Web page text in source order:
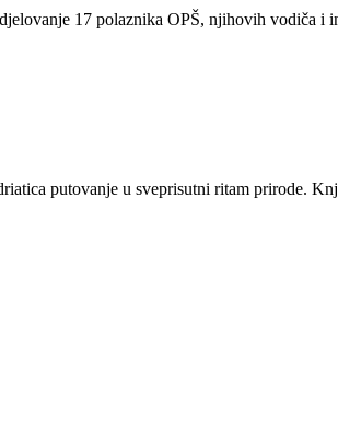
17 polaznika OPŠ, njihovih vodiča i
putovanje u sveprisutni ritam prirode.